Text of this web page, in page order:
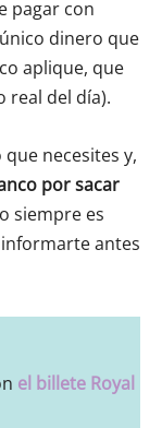
pagar con
dinero que
aplique, que
real del día).
necesites y,
por sacar
siempre es
antes
el billete Royal